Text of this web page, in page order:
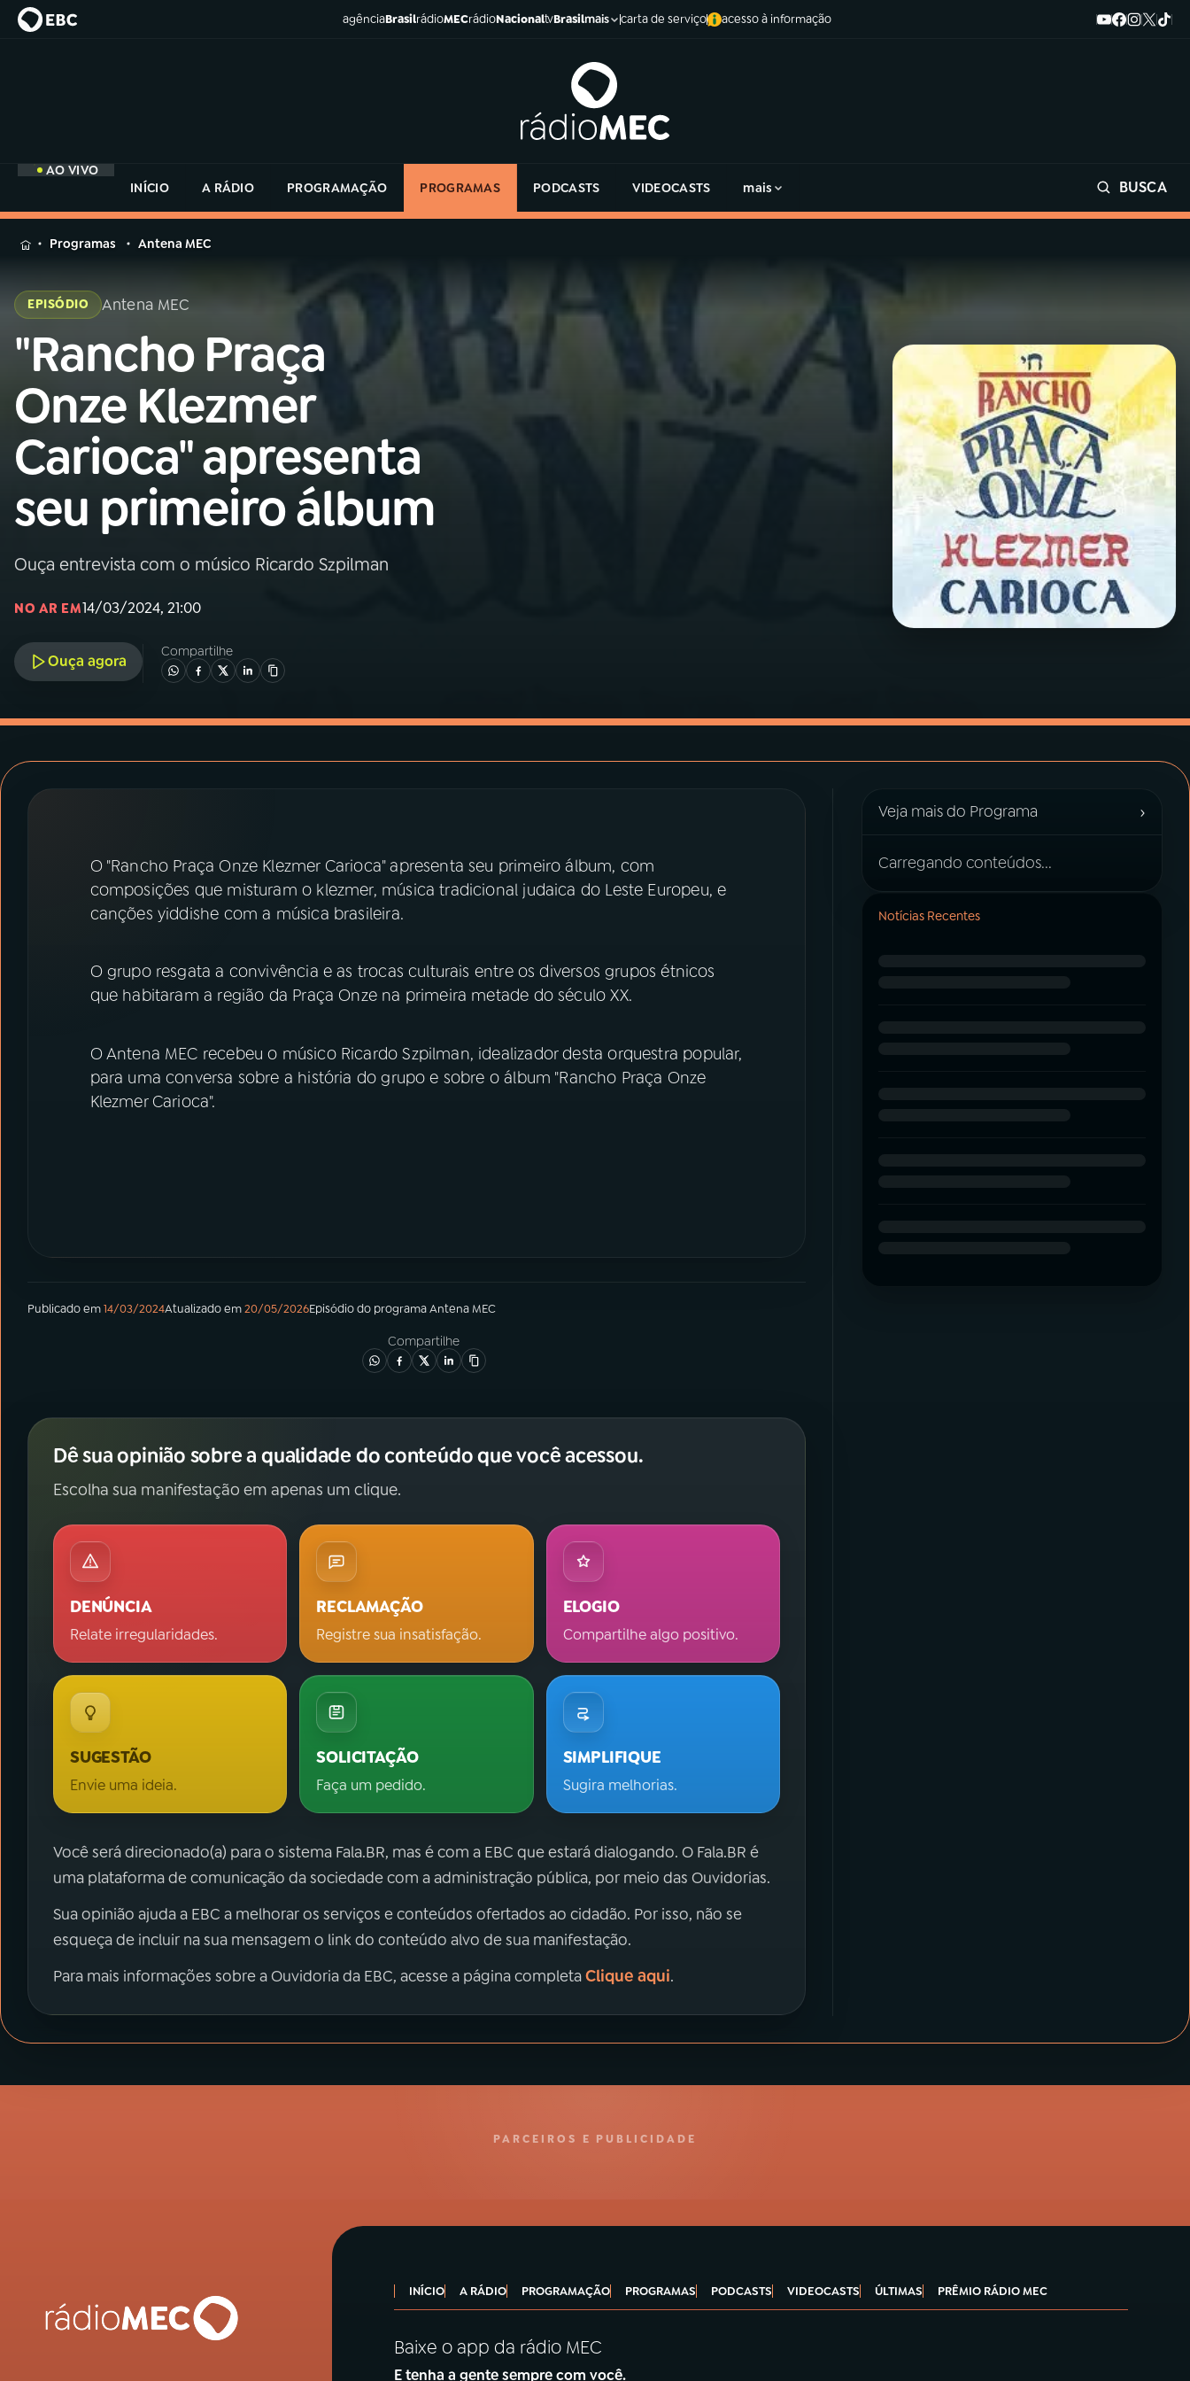
agênciaBrasilrádioMECrádioNacionaltvBrasilmais carta de serviço acesso à informação
AO VIVO
INÍCIO
A RÁDIO PROGRAMAÇÃO PROGRAMAS PODCASTS VIDEOCASTS mais BUSCA
MENU
Buscar
na
Rádio
MEC
AO VIVO
01 INÍCIO
02A RÁDIO
03PROGRAMAÇÃO
05PODCASTS
ACOMPANHE A RÁDIO MEC
Instagram X
na
Rádio
Programas Antena MEC
EPISÓDIO Antena MEC
"Rancho Praça
Onze Klezmer
Carioca" apresenta
seu primeiro álbum
Ouça entrevista com o músico Ricardo Szpilman
NO AR EM14/03/2024, 21:00
Ouça agora
Compartilhe
O "Rancho Praça Onze Klezmer Carioca" apresenta seu primeiro álbum, com
composições que misturam o klezmer, música tradicional judaica do Leste Europeu, e
canções yiddishe com a música brasileira.
O grupo resgata a convivência e as trocas culturais entre os diversos grupos étnicos
que habitaram a região da Praça Onze na primeira metade do século XX.
O Antena MEC recebeu o músico Ricardo Szpilman, idealizador desta orquestra popular,
para uma conversa sobre a história do grupo e sobre o álbum "Rancho Praça Onze
Klezmer Carioca".
Publicado em14/03/2024Atualizado em20/05/2026Episódiodo programaAntena MEC
Compartilhe
Dê sua opinião sobre a qualidade do conteúdo que você acessou.
Escolha sua manifestação em apenas um clique.
DENÚNCIA
Relate irregularidades.
RECLAMAÇÃO
Registre sua insatisfação.
ELOGIO
Compartilhe algo positivo.
SUGESTÃO
Envie uma ideia.
SOLICITAÇÃO
Faça um pedido.
SIMPLIFIQUE
Sugira melhorias.
Você será direcionado(a) para o sistema Fala.BR, mas é com a EBC que estará dialogando. O Fala.BR é
uma plataforma de comunicação da sociedade com a administração pública, por meio das Ouvidorias.
Sua opinião ajuda a EBC a melhorar os serviços e conteúdos ofertados ao cidadão. Por isso, não se
esqueça de incluir na sua mensagem o link do conteúdo alvo de sua manifestação.
Para mais informações sobre a Ouvidoria da EBC, acesse a página completaClique aqui.
Veja mais do Programa ›
Carregando conteúdos...
Notícias Recentes
PARCEIROS E PUBLICIDADE
INÍCIO A RÁDIO PROGRAMAÇÃO PROGRAMAS PODCASTS VIDEOCASTS ÚLTIMAS PRÊMIO RÁDIO MEC
Baixe o app da rádio MEC
E tenha a gente sempre com você.